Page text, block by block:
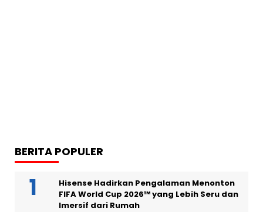
BERITA POPULER
Hisense Hadirkan Pengalaman Menonton
FIFA World Cup 2026™ yang Lebih Seru dan
Imersif dari Rumah